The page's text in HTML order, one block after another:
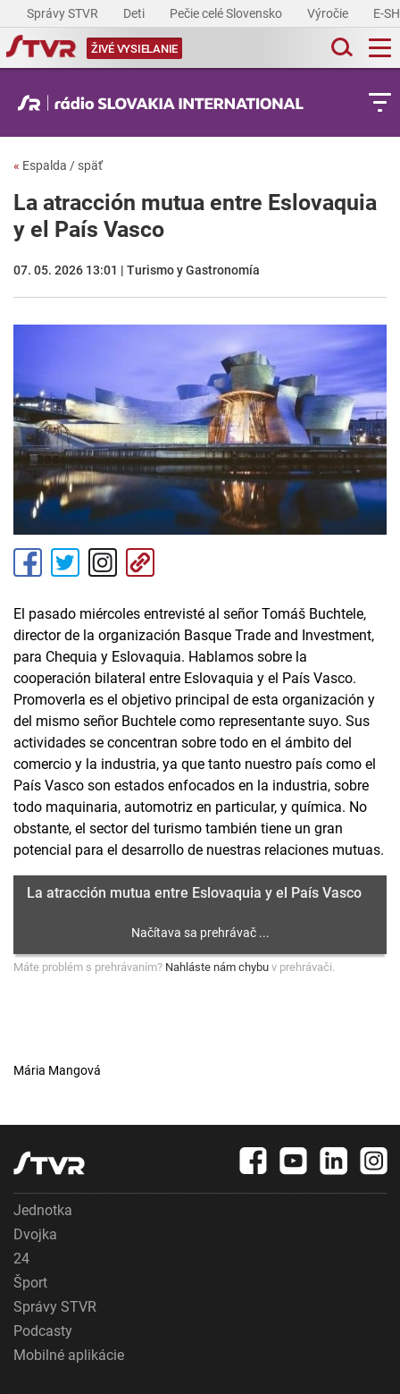
Správy STVR Deti Pečie celé Slovensko Výročie E-
ŽIVÉ VYSIELANIE
« Espalda / späť
La atracción mutua entre Eslovaquia
y el País Vasco
07. 05. 2026 13:01 | Turismo y Gastronomía
El pasado miércoles entrevisté al señor Tomáš Buchtele,
director de la organización Basque Trade and Investment,
para Chequia y Eslovaquia. Hablamos sobre la
cooperación bilateral entre Eslovaquia y el País Vasco.
Promoverla es el objetivo principal de esta organización y
del mismo señor Buchtele como representante suyo. Sus
actividades se concentran sobre todo en el ámbito del
comercio y la industria, ya que tanto nuestro país como el
País Vasco son estados enfocados en la industria, sobre
todo maquinaria, automotriz en particular, y química. No
obstante, el sector del turismo también tiene un gran
potencial para el desarrollo de nuestras relaciones mutuas.
La atracción mutua entre Eslovaquia y el País Vasco
Máte problém s prehrávaním? Nahláste nám chybu v prehrávači.
Mária Mangová
Jednotka
Dvojka
24
Šport
Správy STVR
Podcasty
Mobilné aplikácie